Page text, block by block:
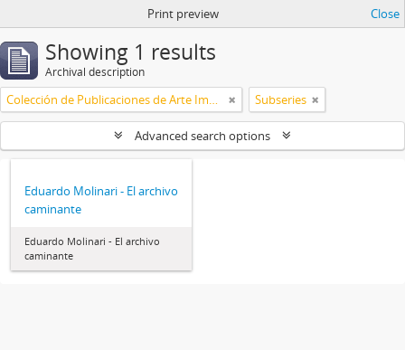
Print preview Close
Showing 1 results
Archival description
Colección de Publicaciones de Arte Impreso Subseries
Advanced search options
Eduardo Molinari - El archivo
caminante
Eduardo Molinari - El archivo
caminante